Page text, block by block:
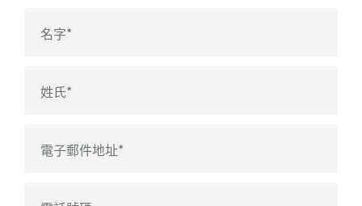
名字*
姓氏*
電子郵件地址*